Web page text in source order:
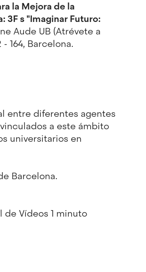
la Mejora de la
s "Imaginar Futuro:
Aude UB (Atrévete a
164, Barcelona.
entre diferentes agentes
a este ámbito
universitarios en
Barcelona.
de Vídeos 1 minuto